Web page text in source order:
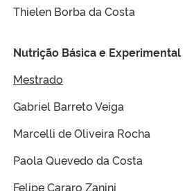
Thielen Borba da Costa
Nutrição Básica e Experimental
Mestrado
Gabriel Barreto Veiga
Marcelli de Oliveira Rocha
Paola Quevedo da Costa
Felipe Cararo Zanini